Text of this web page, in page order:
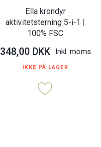
Ella krondyr
aktivitetsterning 5-i-1 |
100% FSC
348,00 DKK Inkl. moms
IKKE PÅ LAGER